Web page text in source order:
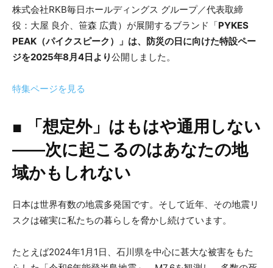
株式会社RKB毎日ホールディングス グループ／代表取締
役：大屋 良介、笹森 広貴）が展開するブランド「PYKES
PEAK（パイクスピーク）」は、防災の日に向けた特設ペー
ジを2025年8月4日より公開しました。
特集ページを見る
■ 「想定外」はもはや通用しない
――次に起こるのはあなたの地
域かもしれない
日本は世界有数の地震多発国です。そして近年、その地震リ
スクは確実に私たちの暮らしを脅かし続けています。
たとえば2024年1月1日、石川県を中心に甚大な被害をもた